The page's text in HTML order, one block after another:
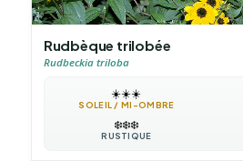
Rudbèque trilobée
Rudbeckia triloba
☀️☀️☀️
SOLEIL / MI-OMBRE
❄️❄️❄️
RUSTIQUE